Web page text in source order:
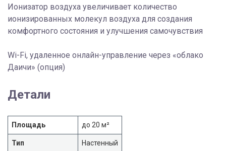
Ионизатор воздуха увеличивает количество
ионизированных молекул воздуха для создания
комфортного состояния и улучшения самочувствия
Wi-Fi, удаленное онлайн-управление через «облако
Даичи» (опция)
Детали
Площадь до 20 м²
Тип Настенный